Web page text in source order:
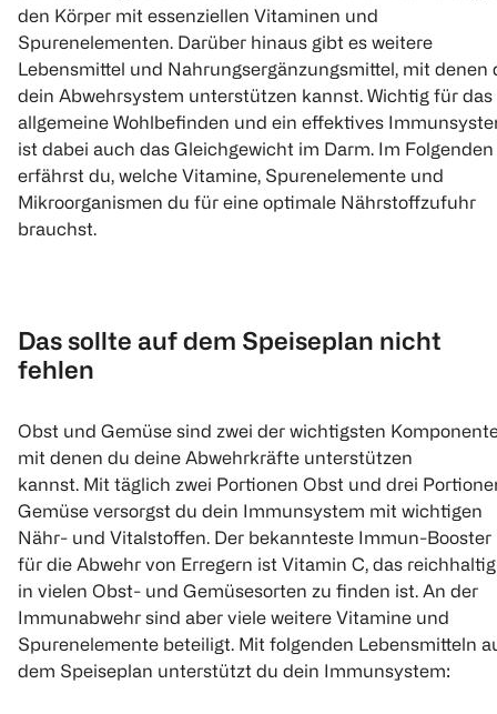
den Körper mit essenziellen Vitaminen und
Spurenelementen. Darüber hinaus gibt es weitere
Lebensmittel und Nahrungsergänzungsmittel, mit denen
dein Abwehrsystem unterstützen kannst. Wichtig für das
allgemeine Wohlbefinden und ein effektives
ist dabei auch das Gleichgewicht im Darm. Im Folgenden
erfährst du, welche Vitamine, Spurenelemente und
Mikroorganismen du für eine optimale Nährstoffzufuhr
brauchst.
Das sollte auf dem Speiseplan nicht
fehlen
Obst und Gemüse sind zwei der wichtigsten
mit denen du deine Abwehrkräfte unterstützen
kannst. Mit täglich zwei Portionen Obst und drei
Gemüse versorgst du dein Immunsystem mit wichtigen
Nähr- und Vitalstoffen. Der bekannteste Immun-Booster
für die Abwehr von Erregern ist Vitamin C, das reichhaltig
in vielen Obst- und Gemüsesorten zu finden ist. An der
Immunabwehr sind aber viele weitere Vitamine und
Spurenelemente beteiligt. Mit folgenden Lebensmitteln
dem Speiseplan unterstützt du dein Immunsystem: